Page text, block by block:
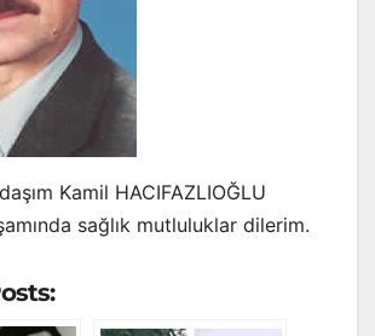
Kamil HACIFAZLIOĞLU
sağlık mutluluklar dilerim.